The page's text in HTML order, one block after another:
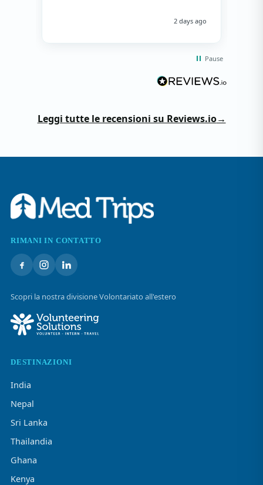
2 days ago
Pause
Leggi tutte le recensioni su Reviews.io→
RIMANI IN CONTATTO
Scopri la nostra divisione Volontariato all'estero
DESTINAZIONI
India
Nepal
Sri Lanka
Thailandia
Ghana
Kenya